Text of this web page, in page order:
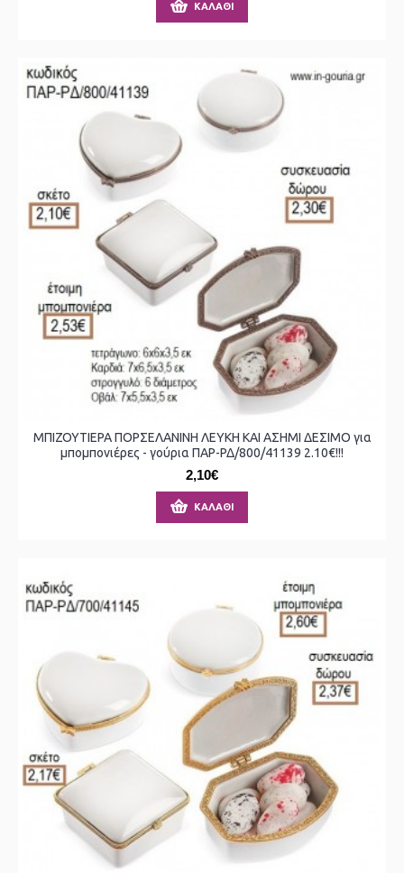
ΚΑΛΆΘΙ
ΜΠΙΖΟΥΤΙΕΡΑ ΠΟΡΣΕΛΑΝΙΝΗ ΛΕΥΚΗ ΚΑΙ ΑΣΗΜΙ ΔΕΣΙΜΟ για
μπομπονιέρες - γούρια ΠΑΡ-ΡΔ/800/41139 2.10€!!!
2,10€
ΚΑΛΆΘΙ